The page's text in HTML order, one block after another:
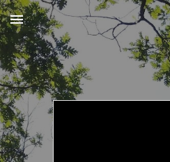
Skip to main content